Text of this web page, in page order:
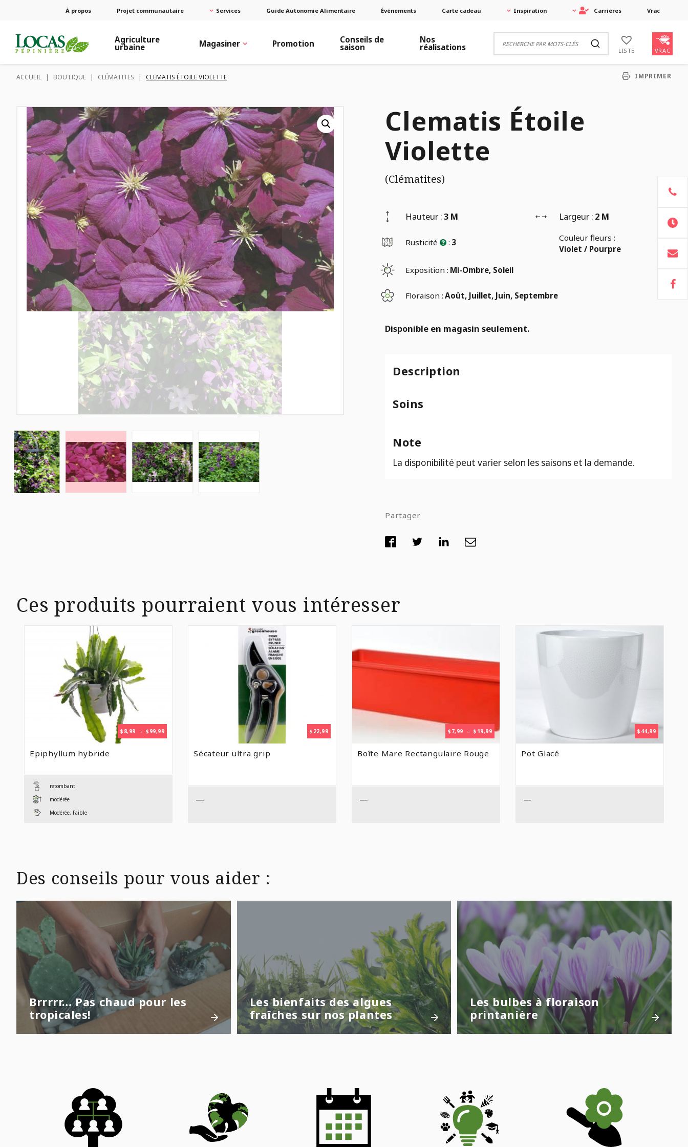
À propos Projet communautaire Services Guide Autonomie Alimentaire Événements Carte cadeau Inspiration Carrières Vrac
Agriculture
urbaine Magasiner Promotion Conseils de
saison
Nos
réalisations LISTE VRAC
ACCUEIL | BOUTIQUE | CLÉMATITES | CLEMATIS ÉTOILE VIOLETTE IMPRIMER
Clematis Étoile
Violette
(Clématites)
Hauteur :3 M Largeur : 2 M
Rusticité : 3
Couleur fleurs :
Violet / Pourpre
Exposition : Mi-Ombre, Soleil
Floraison : Août, Juillet, Juin, Septembre
Disponible en magasin seulement.
Description
Soins
Note
La disponibilité peut varier selon les saisons et la demande.
Partager
Ces produits pourraient vous intéresser
$ 8,99 – $ 99,99PLAGE
DE
Epiphyllum hybride
retombant
modérée
Modérée, Faible
$ 22,99
Sécateur ultra grip
—
$ 7,99 – $ 19,99PLAGE
DE
Boîte Mare Rectangulaire Rouge
—
$ 44,99
Pot Glacé
—
Des conseils pour vous aider :
Brrrrr… Pas chaud pour les
tropicales!
Les bienfaits des algues
fraîches sur nos plantes
Les bulbes à floraison
printanière